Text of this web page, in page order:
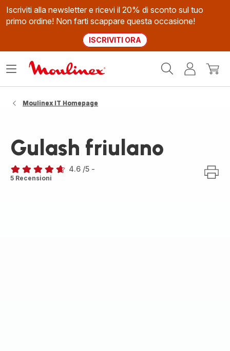
Iscriviti alla newsletter e ricevi il 20% di sconto sul tuo
primo ordine! Non farti scappare questa occasione!
ISCRIVITI ORA
Il
Apri
Moulinex IT Homepage
Gulash friulano
ratings.4.6
4.6 /5 -
5 Recensioni